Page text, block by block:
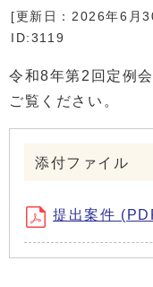
[更新日： 2026年6月
ID:3119
令和8年第2回定例
ご覧ください。
添付ファイル
提出案件